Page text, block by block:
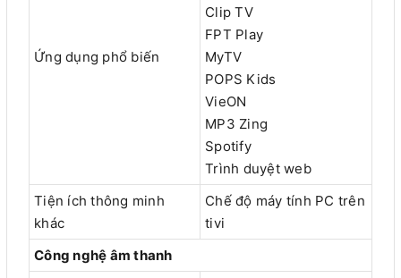
Ứng dụng phổ biến
Clip TV
FPT Play
MyTV
POPS Kids
VieON
MP3 Zing
Spotify
Trình duyệt web
Tiện ích thông minh
khác
Chế độ máy tính PC trên
tivi
Công nghệ âm thanh